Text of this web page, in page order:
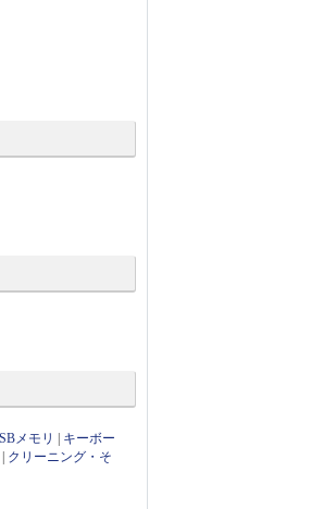
メモリ
キーボー
クリーニング・そ